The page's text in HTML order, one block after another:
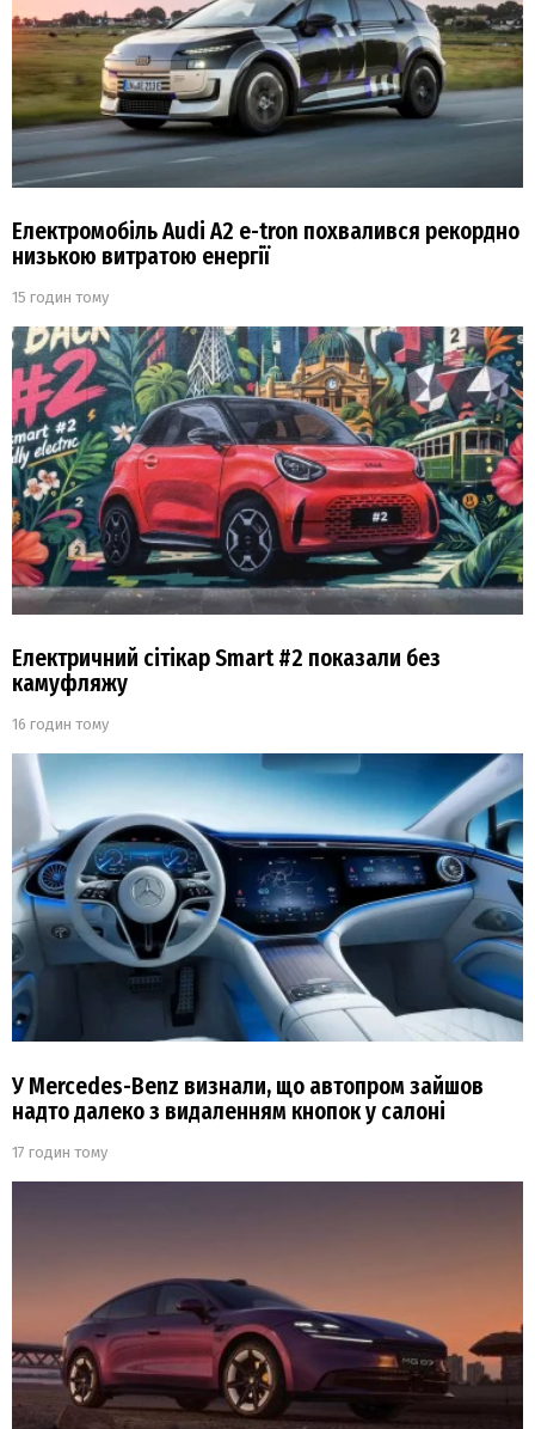
Електромобіль Audi A2 e-tron похвалився рекордно
низькою витратою енергії
15 годин тому
Електричний сітікар Smart #2 показали без
камуфляжу
16 годин тому
У Mercedes-Benz визнали, що автопром зайшов
надто далеко з видаленням кнопок у салоні
17 годин тому